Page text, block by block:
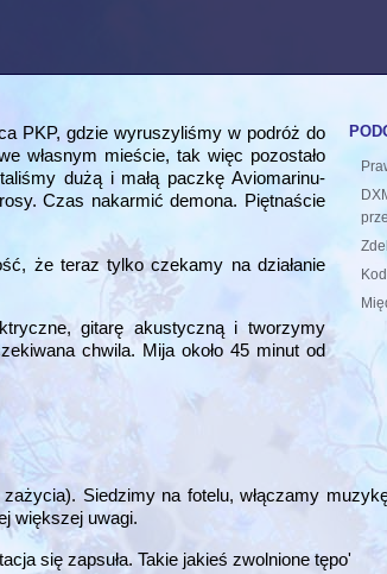
PKP, gdzie wyruszyliśmy w podróż do
własnym mieście, tak więc pozostało
dużą i małą paczkę Aviomarinu-
Czas nakarmić demona. Piętnaście
że teraz tylko czekamy na działanie
gitarę akustyczną i tworzymy
chwila. Mija około 45 minut od
Siedzimy na fotelu, włączamy
większej uwagi.
się zapsuła. Takie jakieś zwolnione tępo'